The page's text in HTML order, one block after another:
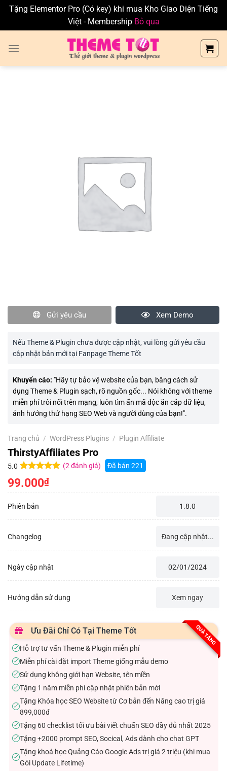
Tặng Elementor Pro (Có key) khi mua Kho Giao Diện Tiếng
Việt - Membership Bỏ qua
Gửi yêu cầu Xem Demo
Nếu Theme & Plugin chưa được cập nhật, vui lòng gửi yêu cầu
cập nhật bản mới tại Fanpage Theme Tốt
Khuyến cáo: "Hãy tự bảo vệ website của bạn, bằng cách sử
dụng Theme & Plugin sạch, rõ nguồn gốc... Nói không với theme
miễn phí trôi nổi trên mạng, luôn tìm ẩn mã độc ăn cắp dữ liệu,
ảnh hưởng thứ hạng SEO Web và người dùng của bạn!".
Trang chủ / WordPress Plugins / Plugin Affiliate
ThirstyAffiliates Pro
5.0
5.0 trên 5
dựa trên
(2đánh giá) Đã bán 221
99.000₫
Phiên bản 1.8.0
Changelog Đang cập nhật...
Ngày cập nhật 02/01/2024
Hướng dẫn sử dụng Xem ngay
QUÀ TẶNG
Ưu Đãi Chỉ Có Tại Theme Tốt
✓Hỗ trợ tư vấn Theme & Plugin miễn phí
✓Miễn phí cài đặt import Theme giống mẫu demo
✓Sử dụng không giới hạn Website, tên miền
✓Tặng 1 năm miễn phí cập nhật phiên bản mới
✓
Tặng Khóa học SEO Website từ Cơ bản đến Nâng cao trị giá
899,000đ
✓Tặng 60 checklist tối ưu bài viết chuẩn SEO đầy đủ nhất 2025
✓Tặng +2000 prompt SEO, Socical, Ads dành cho chat GPT
✓
Tặng khoá học Quảng Cáo Google Ads trị giá 2 triệu (khi mua
Gói Update Lifetime)